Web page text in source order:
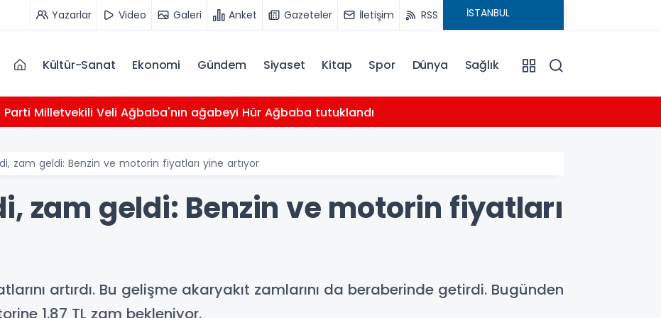
Yazarlar Video Galeri Anket Gazeteler İletişim RSS
Kültür-Sanat Ekonomi Gündem Siyaset Kitap Spor Dünya Sağlık
Parti Milletvekili Veli Ağbaba'nın ağabeyi Hür Ağbaba tutuklandı
zam geldi: Benzin ve motorin fiyatları yine artıyor
zam geldi: Benzin ve motorin fiyatları
artırdı. Bu gelişme akaryakıt zamlarını da beraberinde getirdi. Bugünden
1.87 TL zam bekleniyor.